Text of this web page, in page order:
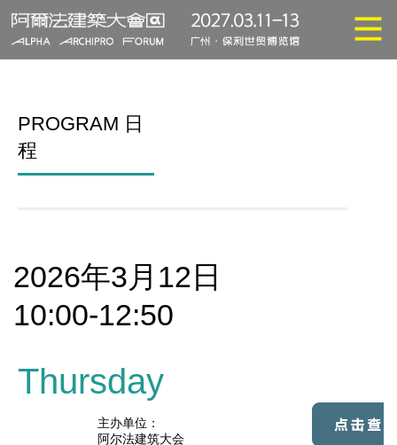
PROGRAM 日
程
2026年3月12日
10:00-12:50
Thursday
主办单位：
阿尔法建筑大会